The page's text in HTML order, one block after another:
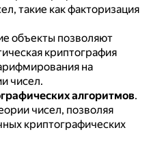
такие как факторизация
объекты позволяют
криптография
на
чисел.
алгоритмов.
чисел, позволяя
криптографических